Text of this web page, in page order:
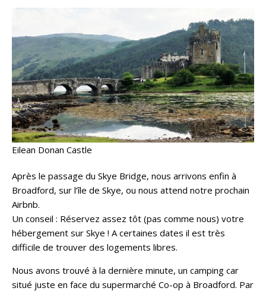
Eilean Donan Castle
Après le passage du Skye Bridge, nous arrivons enfin à
Broadford, sur l’île de Skye, ou nous attend notre prochain
Airbnb.
Un conseil : Réservez assez tôt (pas comme nous) votre
hébergement sur Skye ! A certaines dates il est très
difficile de trouver des logements libres.
Nous avons trouvé à la dernière minute, un camping car
situé juste en face du supermarché Co-op à Broadford. Par